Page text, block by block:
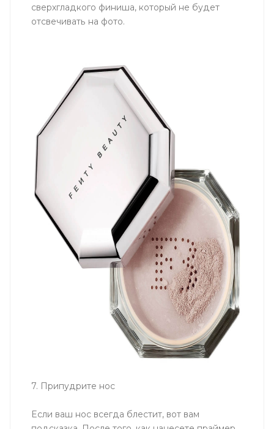
сверхгладкого финиша, который не будет
отсвечивать на фото.
7. Припудрите нос
Если ваш нос всегда блестит, вот вам